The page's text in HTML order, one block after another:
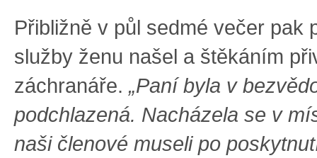
Přibližně v půl sedmé večer pak
služby ženu našel a štěkáním
záchranáře. „Paní byla v
podchlazená. Nacházela se v
naši členové museli po